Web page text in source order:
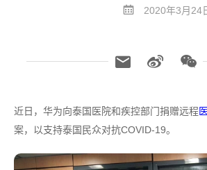
2020年3月24
近日，华为向泰国医院和疾控部门捐赠远程
案，以支持泰国民众对抗COVID-19。